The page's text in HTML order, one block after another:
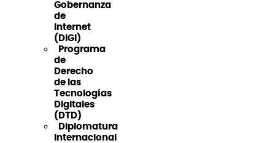
Gobernanza
de
Internet
(DiGI)
Programa
de
Derecho
de las
Tecnologías
Digitales
(DTD)
Diplomatura
Internacional